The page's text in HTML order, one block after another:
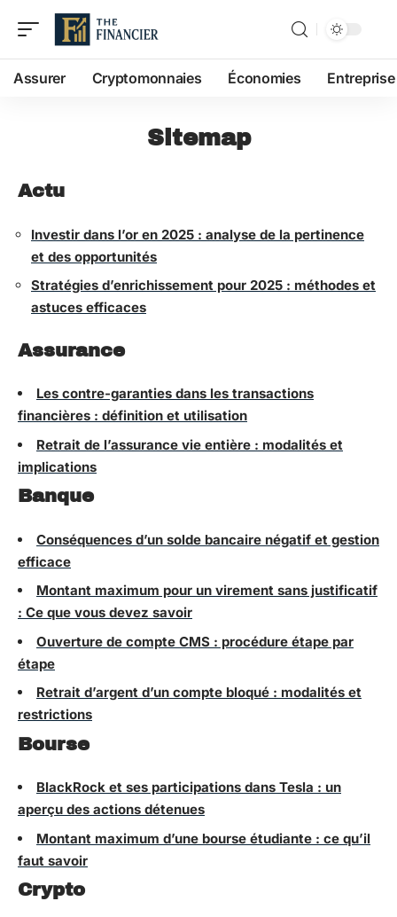
Assurer Cryptomonnaies Économies Entreprise
Sitemap
Actu
Investir dans l’or en 2025 : analyse de la pertinence
et des opportunités
Stratégies d’enrichissement pour 2025 : méthodes et
astuces efficaces
Assurance
Les contre-garanties dans les transactions
financières : définition et utilisation
Retrait de l’assurance vie entière : modalités et
implications
Banque
Conséquences d’un solde bancaire négatif et gestion
efficace
Montant maximum pour un virement sans justificatif
: Ce que vous devez savoir
Ouverture de compte CMS : procédure étape par
étape
Retrait d’argent d’un compte bloqué : modalités et
restrictions
Bourse
BlackRock et ses participations dans Tesla : un
aperçu des actions détenues
Montant maximum d’une bourse étudiante : ce qu’il
faut savoir
Crypto